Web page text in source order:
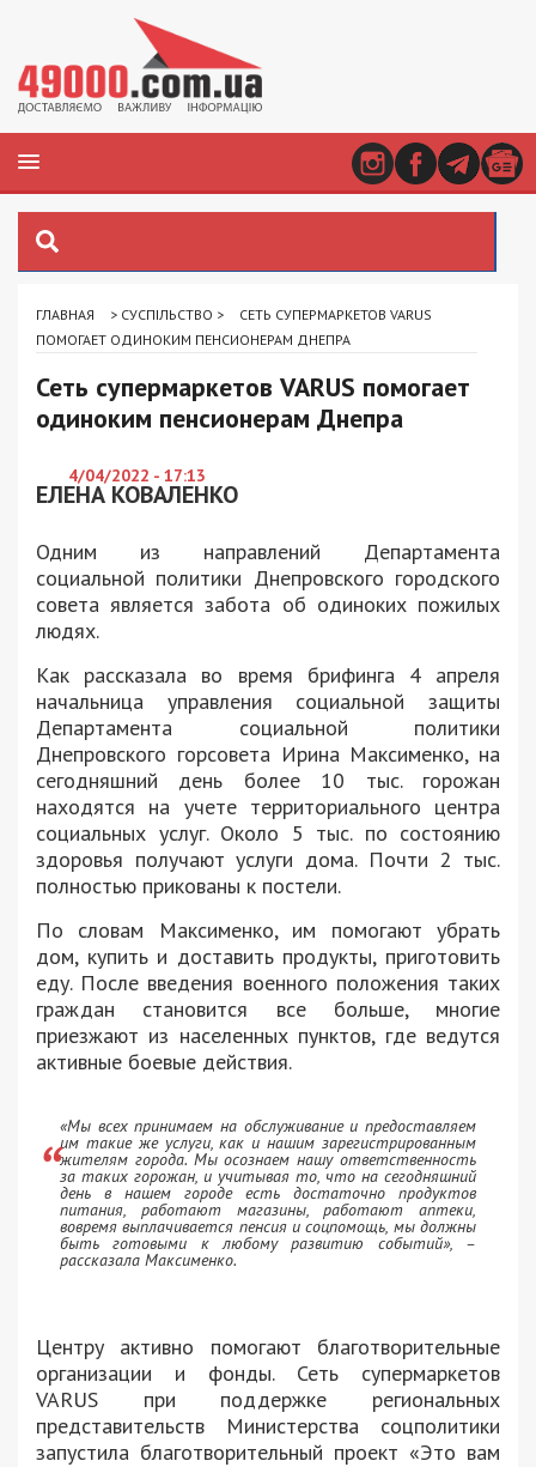
ГЛАВНАЯ > СУСПІЛЬСТВО >
СЕТЬ СУПЕРМАРКЕТОВ VARUS
ПОМОГАЕТ ОДИНОКИМ ПЕНСИОНЕРАМ ДНЕПРА
Сеть супермаркетов VARUS помогает
одиноким пенсионерам Днепра
4/04/2022 - 17:13
ЕЛЕНА КОВАЛЕНКО
Одним из направлений Департамента
социальной политики Днепровского городского
совета является забота об одиноких пожилых
людях.
Как рассказала во время брифинга 4 апреля
начальница управления социальной защиты
Департамента социальной политики
Днепровского горсовета Ирина Максименко, на
сегодняшний день более 10 тыс. горожан
находятся на учете территориального центра
социальных услуг. Около 5 тыс. по состоянию
здоровья получают услуги дома. Почти 2 тыс.
полностью прикованы к постели.
По словам Максименко, им помогают убрать
дом, купить и доставить продукты, приготовить
еду. После введения военного положения таких
граждан становится все больше, многие
приезжают из населенных пунктов, где ведутся
активные боевые действия.
«Мы всех принимаем на обслуживание и предоставляем
им такие же услуги, как и нашим зарегистрированным
жителям города. Мы осознаем нашу ответственность
за таких горожан, и учитывая то, что на сегодняшний
день в нашем городе есть достаточно продуктов
питания, работают магазины, работают аптеки,
вовремя выплачивается пенсия и соцпомощь, мы должны
быть готовыми к любому развитию событий», –
рассказала Максименко.
Центру активно помогают благотворительные
организации и фонды. Сеть супермаркетов
VARUS при поддержке региональных
представительств Министерства соцполитики
запустила благотворительный проект «Это вам